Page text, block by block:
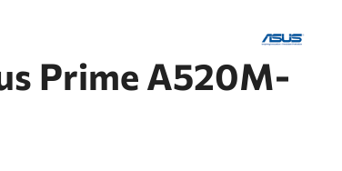
Prime A520M-